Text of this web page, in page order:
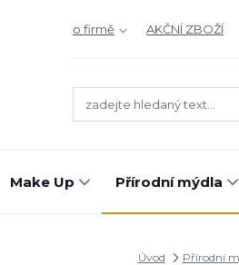
o firmě AKČNÍ ZBOŽÍ
Make Up Přírodní mýdla
Úvod Přírodní